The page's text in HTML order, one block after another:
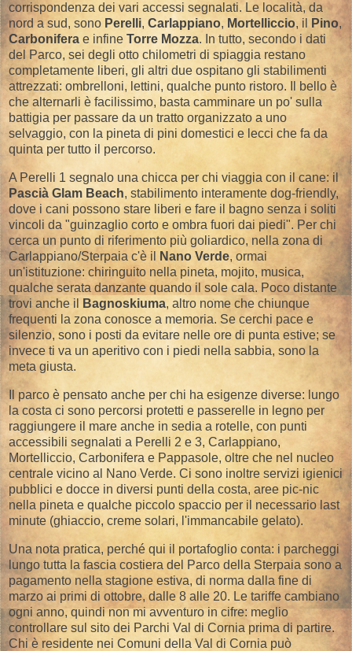
corrispondenza dei vari accessi segnalati. Le località, da
nord a sud, sono Perelli, Carlappiano, Mortelliccio, il Pino,
Carbonifera e infine Torre Mozza. In tutto, secondo i dati
del Parco, sei degli otto chilometri di spiaggia restano
completamente liberi, gli altri due ospitano gli stabilimenti
attrezzati: ombrelloni, lettini, qualche punto ristoro. Il bello è
che alternarli è facilissimo, basta camminare un po' sulla
battigia per passare da un tratto organizzato a uno
selvaggio, con la pineta di pini domestici e lecci che fa da
quinta per tutto il percorso.
A Perelli 1 segnalo una chicca per chi viaggia con il cane: il
Pascià Glam Beach, stabilimento interamente dog-friendly,
dove i cani possono stare liberi e fare il bagno senza i soliti
vincoli da "guinzaglio corto e ombra fuori dai piedi". Per chi
cerca un punto di riferimento più goliardico, nella zona di
Carlappiano/Sterpaia c'è il
Nano Verde, ormai
un'istituzione: chiringuito nella pineta, mojito, musica,
qualche serata danzante quando il sole cala. Poco distante
trovi anche il
Bagnoskiuma, altro nome che chiunque
frequenti la zona conosce a memoria. Se cerchi pace e
silenzio, sono i posti da evitare nelle ore di punta estive; se
invece ti va un aperitivo con i piedi nella sabbia, sono la
meta giusta.
Il parco è pensato anche per chi ha esigenze diverse: lungo
la costa ci sono percorsi protetti e passerelle in legno per
raggiungere il mare anche in sedia a rotelle, con punti
accessibili segnalati a Perelli 2 e 3, Carlappiano,
Mortelliccio, Carbonifera e Pappasole, oltre che nel nucleo
centrale vicino al Nano Verde. Ci sono inoltre servizi igienici
pubblici e docce in diversi punti della costa, aree pic-nic
nella pineta e qualche piccolo spaccio per il necessario last
minute (ghiaccio, creme solari, l'immancabile gelato).
Una nota pratica, perché qui il portafoglio conta: i parcheggi
lungo tutta la fascia costiera del Parco della Sterpaia sono a
pagamento nella stagione estiva, di norma dalla fine di
marzo ai primi di ottobre, dalle 8 alle 20. Le tariffe cambiano
ogni anno, quindi non mi avventuro in cifre: meglio
controllare sul sito dei Parchi Val di Cornia prima di partire.
Chi è residente nei Comuni della Val di Cornia può